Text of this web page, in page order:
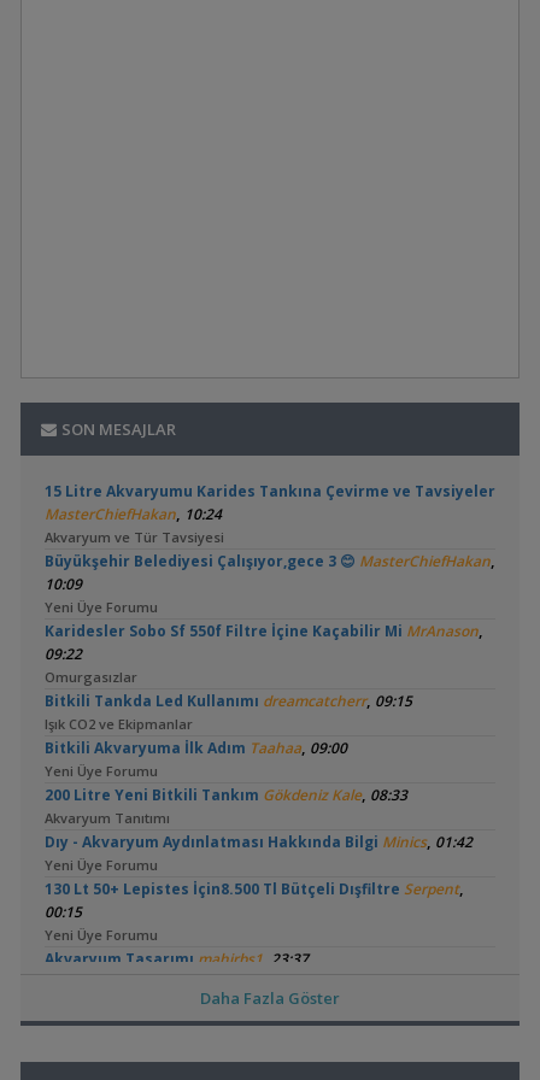
SON MESAJLAR
15 Litre Akvaryumu Karides Tankına Çevirme ve Tavsiyeler
MasterChiefHakan, 10:24
Akvaryum ve Tür Tavsiyesi
Büyükşehir Belediyesi Çalışıyor,gece 3 😊 MasterChiefHakan,
10:09
Yeni Üye Forumu
Karidesler Sobo Sf 550f Filtre İçine Kaçabilir Mi MrAnason,
09:22
Omurgasızlar
Bitkili Tankda Led Kullanımı dreamcatcherr, 09:15
Işık CO2 ve Ekipmanlar
Bitkili Akvaryuma İlk Adım Taahaa, 09:00
Yeni Üye Forumu
200 Litre Yeni Bitkili Tankım Gökdeniz Kale, 08:33
Akvaryum Tanıtımı
Dıy - Akvaryum Aydınlatması Hakkında Bilgi Minics, 01:42
Yeni Üye Forumu
130 Lt 50+ Lepistes İçin8.500 Tl Bütçeli Dışfiltre Serpent,
00:15
Yeni Üye Forumu
Akvaryum Tasarımı mahirbs1, 23:37
Catappa YetişiyorumRafayel,22:46
Bitki Türleri ve Bakımı
Daha Fazla Göster